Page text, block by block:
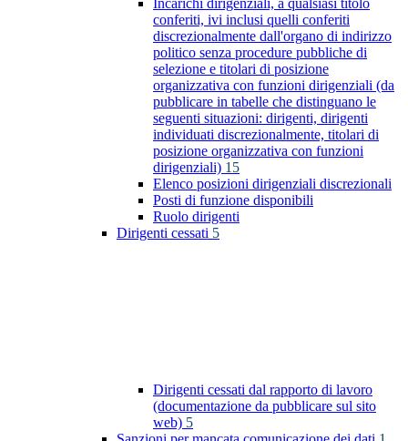
Incarichi dirigenziali, a qualsiasi titolo
conferiti, ivi inclusi quelli conferiti
discrezionalmente dall'organo di indirizzo
politico senza procedure pubbliche di
selezione e titolari di posizione
organizzativa con funzioni dirigenziali (da
pubblicare in tabelle che distinguano le
seguenti situazioni: dirigenti, dirigenti
individuati discrezionalmente, titolari di
posizione organizzativa con funzioni
dirigenziali) 15
Elenco posizioni dirigenziali discrezionali
Posti di funzione disponibili
Ruolo dirigenti
Dirigenti cessati 5
Dirigenti cessati dal rapporto di lavoro
(documentazione da pubblicare sul sito
web) 5